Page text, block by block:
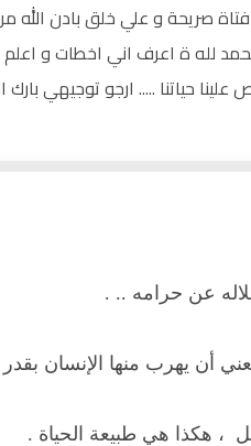
فتاة صريحة و علي خلق بادن
لله ة اعرف اني اخطات و
حياتنا ..... ارجو توجيهي بارك
عن حرامه .. .
أن يهرب منها الإنسان
، هكذا هي طبيعة الحياة .